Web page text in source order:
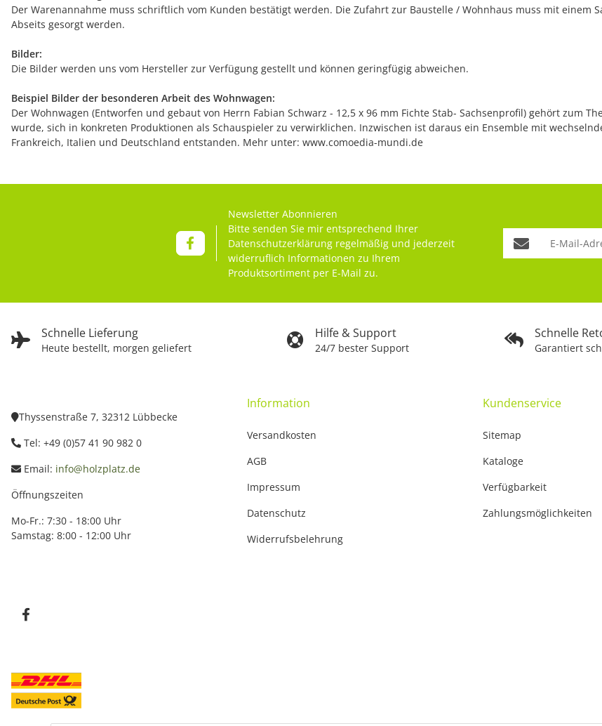
Der Warenannahme muss schriftlich vom Kunden bestätigt werden. Die Zufahrt zur Baustelle / Wohnhaus muss mit einem
Abseits gesorgt werden.
Bilder:
Die Bilder werden uns vom Hersteller zur Verfügung gestellt und können geringfügig abweichen.
Beispiel Bilder der besonderen Arbeit des Wohnwagen:
Der Wohnwagen (Entworfen und gebaut von Herrn Fabian Schwarz - 12,5 x 96 mm Fichte Stab- Sachsenprofil) gehört zum
wurde, sich in konkreten Produktionen als Schauspieler zu verwirklichen. Inzwischen ist daraus ein Ensemble mit
Frankreich, Italien und Deutschland entstanden. Mehr unter: www.comoedia-mundi.de
Schnelle Lieferung
Heute bestellt, morgen geliefert
Hilfe & Support
24/7 bester Support
Schnelle
Garantiert
Newsletter Abonnieren
Bitte senden Sie mir entsprechend Ihrer
Datenschutzerklärung regelmäßig und jederzeit
widerruflich Informationen zu Ihrem
Produktsortiment per E-Mail zu.
Thyssenstraße 7, 32312 Lübbecke
Tel: +49 (0)57 41 90 982 0
Email: info@holzplatz.de
Öffnungszeiten
Mo-Fr.: 7:30 - 18:00 Uhr
Samstag: 8:00 - 12:00 Uhr
Information
Versandkosten
AGB
Impressum
Datenschutz
Widerrufsbelehrung
Kundenservice
Sitemap
Kataloge
Verfügbarkeit
Zahlungsmöglichkeiten